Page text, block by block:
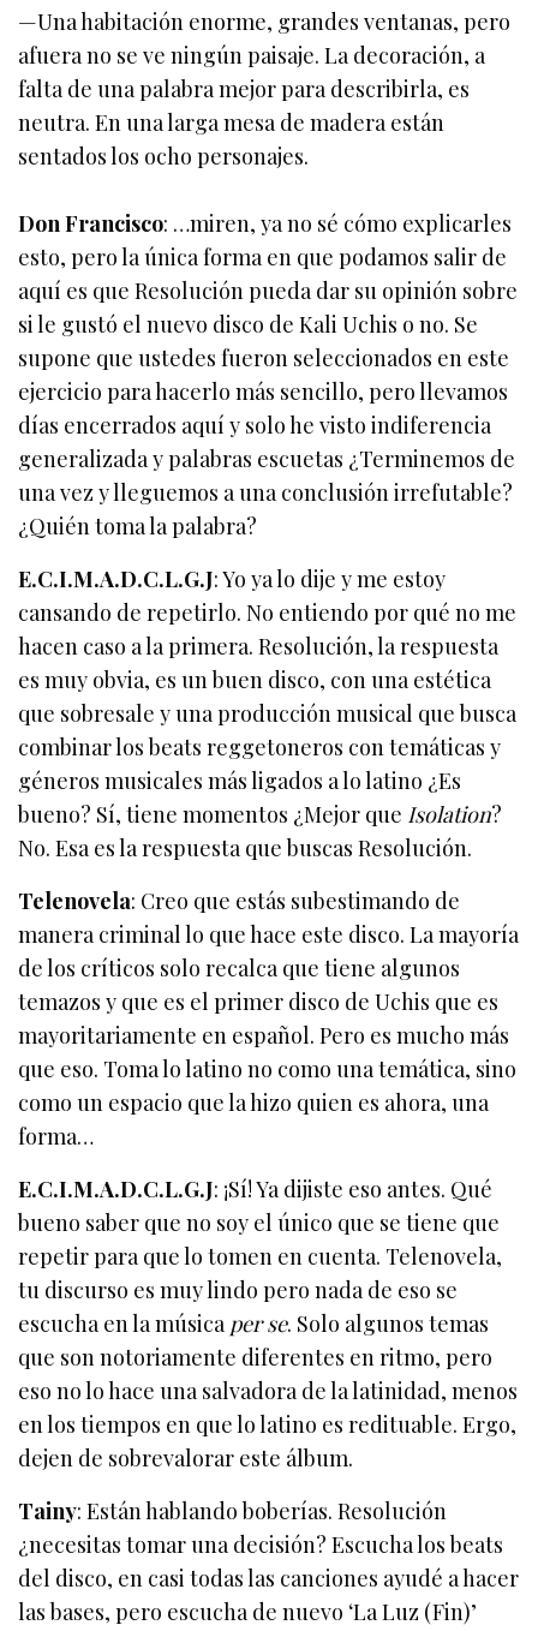
—Una habitación enorme, grandes ventanas, pero
afuera no se ve ningún paisaje. La decoración, a
falta de una palabra mejor para describirla, es
neutra. En una larga mesa de madera están
sentados los ocho personajes.
Don Francisco: …miren, ya no sé cómo explicarles
esto, pero la única forma en que podamos salir de
aquí es que Resolución pueda dar su opinión sobre
si le gustó el nuevo disco de Kali Uchis o no. Se
supone que ustedes fueron seleccionados en este
ejercicio para hacerlo más sencillo, pero llevamos
días encerrados aquí y solo he visto indiferencia
generalizada y palabras escuetas ¿Terminemos de
una vez y lleguemos a una conclusión irrefutable?
¿Quién toma la palabra?
E.C.I.M.A.D.C.L.G.J: Yo ya lo dije y me estoy
cansando de repetirlo. No entiendo por qué no me
hacen caso a la primera. Resolución, la respuesta
es muy obvia, es un buen disco, con una estética
que sobresale y una producción musical que busca
combinar los beats reggetoneros con temáticas y
géneros musicales más ligados a lo latino ¿Es
bueno? Sí, tiene momentos ¿Mejor que Isolation?
No. Esa es la respuesta que buscas Resolución.
Telenovela: Creo que estás subestimando de
manera criminal lo que hace este disco. La mayoría
de los críticos solo recalca que tiene algunos
temazos y que es el primer disco de Uchis que es
mayoritariamente en español. Pero es mucho más
que eso. Toma lo latino no como una temática, sino
como un espacio que la hizo quien es ahora, una
forma…
E.C.I.M.A.D.C.L.G.J: ¡Sí! Ya dijiste eso antes. Qué
bueno saber que no soy el único que se tiene que
repetir para que lo tomen en cuenta. Telenovela,
tu discurso es muy lindo pero nada de eso se
escucha en la música per se. Solo algunos temas
que son notoriamente diferentes en ritmo, pero
eso no lo hace una salvadora de la latinidad, menos
en los tiempos en que lo latino es redituable. Ergo,
dejen de sobrevalorar este álbum.
Tainy: Están hablando boberías. Resolución
¿necesitas tomar una decisión? Escucha los beats
del disco, en casi todas las canciones ayudé a hacer
las bases, pero escucha de nuevo ‘La Luz (Fin)’